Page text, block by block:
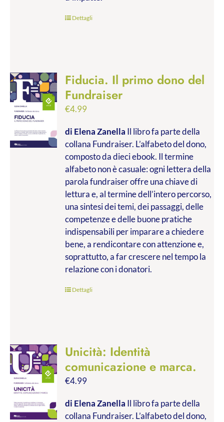
Dettagli
Fiducia. Il primo dono del
Fundraiser
€4.99
di Elena Zanella Il libro fa parte della
collana Fundraiser. L’alfabeto del dono,
composto da dieci ebook. Il termine
alfabeto non è casuale: ogni lettera della
parola fundraiser offre una chiave di
lettura e, al termine dell’intero percorso,
una sintesi dei temi, dei passaggi, delle
competenze e delle buone pratiche
indispensabili per imparare a chiedere
bene, a rendicontare con attenzione e,
soprattutto, a far crescere nel tempo la
relazione con i donatori.
Dettagli
Unicità: Identità
comunicazione e marca.
€4.99
di Elena Zanella Il libro fa parte della
collana Fundraiser. L’alfabeto del dono,